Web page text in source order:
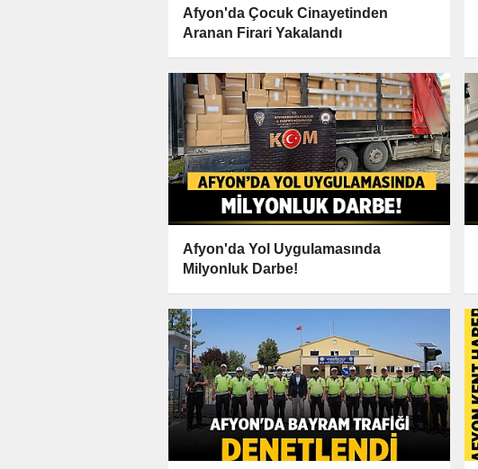
Afyon'da Çocuk Cinayetinden
Aranan Firari Yakalandı
Afyon'da Yol Uygulamasında
Milyonluk Darbe!